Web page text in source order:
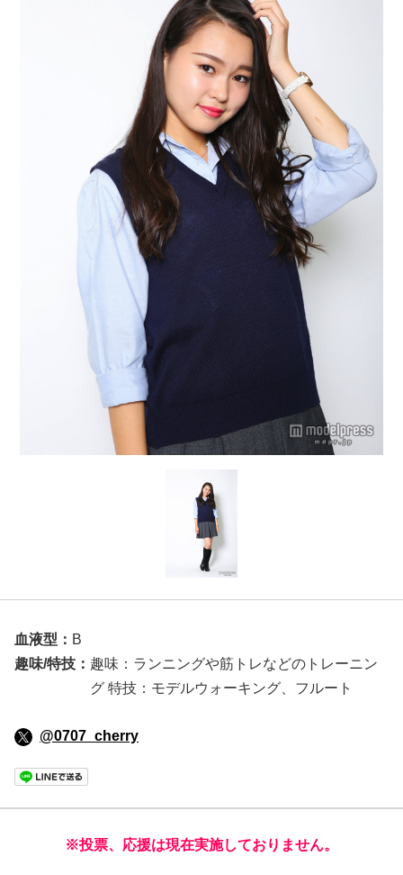
血液型： B
趣味/特技： 趣味：ランニングや筋トレなどのトレーニン
グ 特技：モデルウォーキング、フルート
@0707_cherry
※投票、応援は現在実施しておりません。